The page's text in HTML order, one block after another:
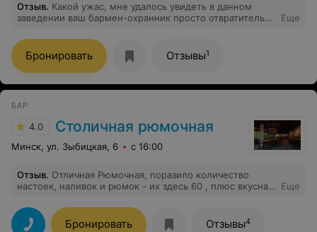
Отзыв. Какой ужас, мне удалось увидеть в данном
заведении ваш бармен-охранник просто отвратительно
помешали ему пройти. Это такой позор вашему
заведению Спасибо охраннику Дмитрию ,что провел к
нужному столику и сориентировал по коктейлям
Еще
Бронировать Отзывы1
БАР
4.0 Столичная рюмочная
Минск, ул. Зыбицкая, 6 с 16:00
Отзыв. Отличная Рюмочная, поразило количество
настоек, наливок и рюмок - их здесь 60 , плюс вкусная
мама, растопило сердце, хочется возвращаться снова и
снова
Еще
Бронировать Отзывы4